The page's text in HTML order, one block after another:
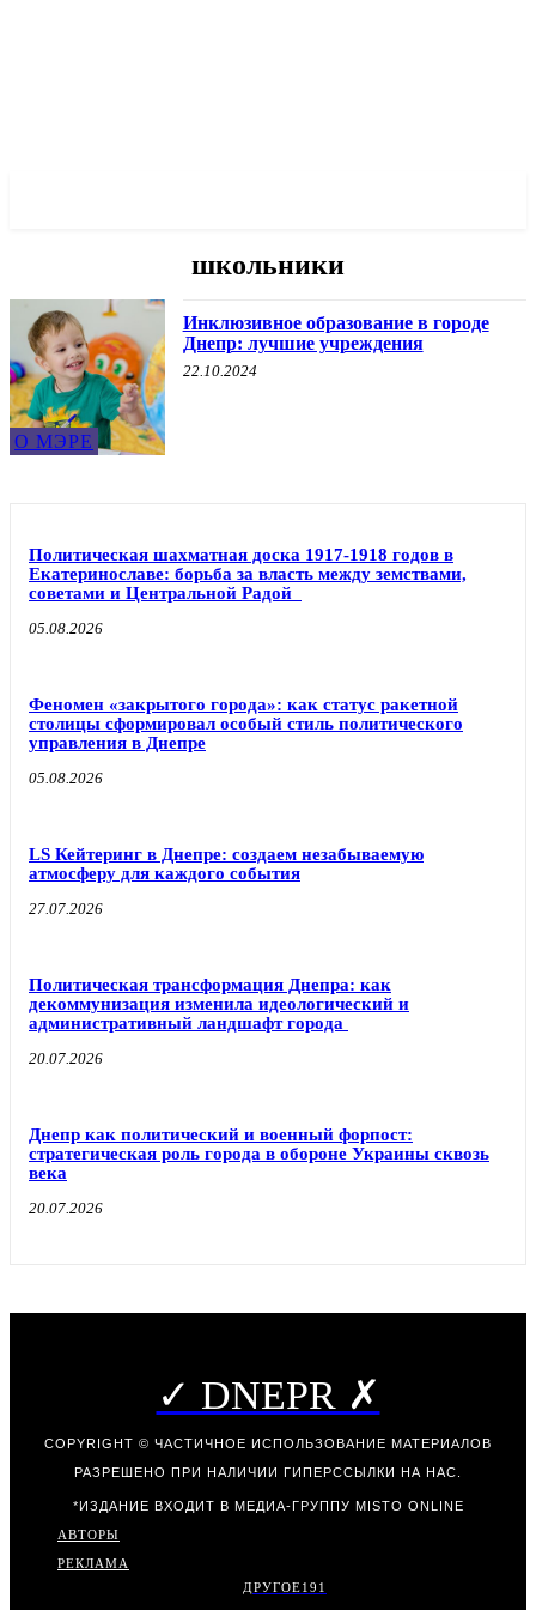
школьники
О МЭРЕ
Инклюзивное образование в городе
Днепр: лучшие учреждения
22.10.2024
Политическая шахматная доска 1917-1918 годов в
Екатеринославе: борьба за власть между земствами,
советами и Центральной Радой
05.08.2026
Феномен «закрытого города»: как статус ракетной
столицы сформировал особый стиль политического
управления в Днепре
05.08.2026
LS Кейтеринг в Днепре: создаем незабываемую
атмосферу для каждого события
27.07.2026
Политическая трансформация Днепра: как
декоммунизация изменила идеологический и
административный ландшафт города
20.07.2026
Днепр как политический и военный форпост:
стратегическая роль города в обороне Украины сквозь
века
20.07.2026
✓ DNEPR ✗
COPYRIGHT © ЧАСТИЧНОЕ ИСПОЛЬЗОВАНИЕ МАТЕРИАЛОВ
РАЗРЕШЕНО ПРИ НАЛИЧИИ ГИПЕРССЫЛКИ НА НАС.
*ИЗДАНИЕ ВХОДИТ В МЕДИА-ГРУППУ MISTO ONLINE
АВТОРЫ
РЕКЛАМА
ДРУГОЕ191